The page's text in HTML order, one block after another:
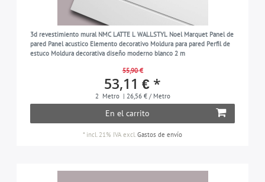
3d revestimiento mural NMC LATTE L WALLSTYL Noel Marquet Panel de
pared Panel acustico Elemento decorativo Moldura para pared Perfil de
estuco Moldura decorativa diseño moderno blanco 2 m
55,90 €
53,11 € *
2 Metro | 26,56 € / Metro
En el carrito
* incl. 21% IVA excl.Gastos de envío